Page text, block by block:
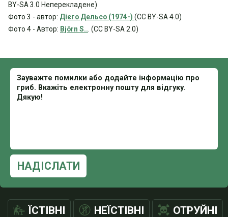
BY-SA 3.0 Неперекладене)
Фото 3 - автор: Дієго Дельсо (1974-) (CC BY-SA 4.0)
Фото 4 - Автор: Björn S.. . (CC BY-SA 2.0)
НАДІСЛАТИ
ЇСТІВНІ НЕЇСТІВНІ ОТРУЙНІ